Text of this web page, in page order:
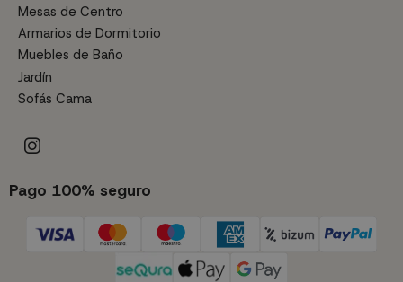
Mesas de Centro
Armarios de Dormitorio
Muebles de Baño
Jardín
Sofás Cama
Pago 100% seguro